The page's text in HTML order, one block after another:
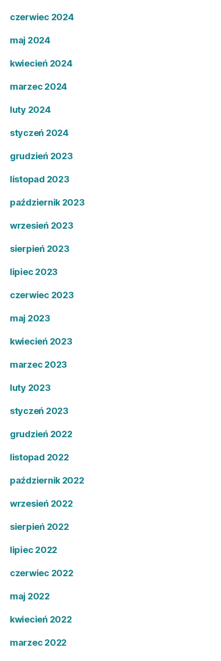
czerwiec 2024
maj 2024
kwiecień 2024
marzec 2024
luty 2024
styczeń 2024
grudzień 2023
listopad 2023
październik 2023
wrzesień 2023
sierpień 2023
lipiec 2023
czerwiec 2023
maj 2023
kwiecień 2023
marzec 2023
luty 2023
styczeń 2023
grudzień 2022
listopad 2022
październik 2022
wrzesień 2022
sierpień 2022
lipiec 2022
czerwiec 2022
maj 2022
kwiecień 2022
marzec 2022